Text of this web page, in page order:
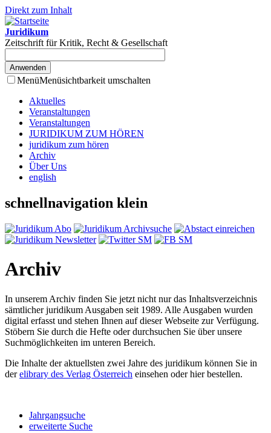
Direkt zum Inhalt
Juridikum
Zeitschrift für Kritik, Recht & Gesellschaft
MenüMenüsichtbarkeit umschalten
Aktuelles
Veranstaltungen
Veranstaltungen
JURIDIKUM ZUM HÖREN
juridikum zum hören
Archiv
Über Uns
english
schnellnavigation klein
Archiv
In unserem Archiv finden Sie jetzt nicht nur das Inhaltsverzeichnis
sämtlicher juridikum Ausgaben seit 1989. Alle Ausgaben wurden
digital erfasst und stehen Ihnen auf dieser Webseite zur Verfügung.
Stöbern Sie durch die Hefte oder durchsuchen Sie über unsere
Suchmöglichkeiten im unteren Bereich.
Die Inhalte der aktuellsten zwei Jahre des juridikum können Sie in
derelibrary des Verlag Österreich einsehen oder hier bestellen.
Jahrgangsuche
erweiterte Suche